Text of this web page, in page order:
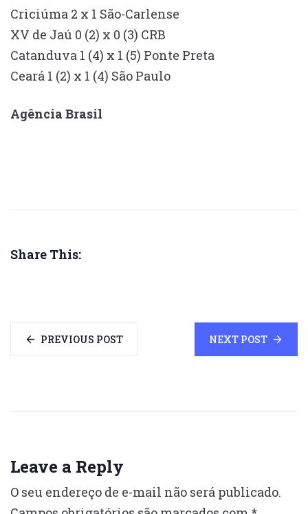
Criciúma 2 x 1 São-Carlense
XV de Jaú 0 (2) x 0 (3) CRB
Catanduva 1 (4) x 1 (5) Ponte Preta
Ceará 1 (2) x 1 (4) São Paulo
Agência Brasil
Share This:
PREVIOUS POST NEXT POST
Leave a Reply
O seu endereço de e-mail não será publicado.